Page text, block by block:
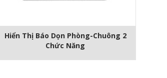
Hiển Thị Báo Dọn Phòng-Chuông 2
Chức Năng